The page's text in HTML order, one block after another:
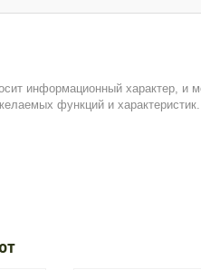
информационный характер, и
функций и характеристик.